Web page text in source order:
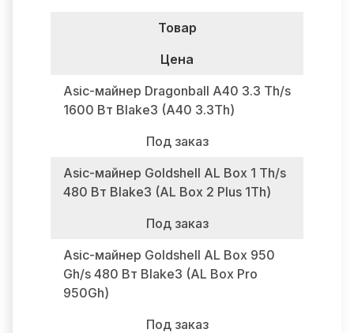
Товар
Цена
Asic-майнер Dragonball A40 3.3 Th/s
1600 Вт Blake3 (A40 3.3Th)
Под заказ
Asic-майнер Goldshell AL Box 1 Th/s
480 Вт Blake3 (AL Box 2 Plus 1Th)
Под заказ
Asic-майнер Goldshell AL Box 950
Gh/s 480 Вт Blake3 (AL Box Pro
950Gh)
Под заказ